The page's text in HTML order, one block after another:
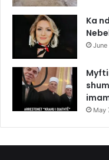
Ka
May